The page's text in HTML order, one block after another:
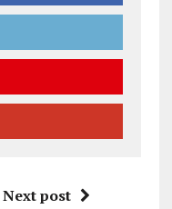
Next post